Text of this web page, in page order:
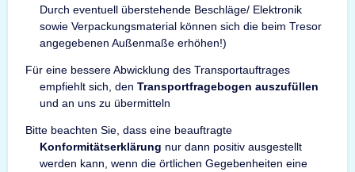
Durch eventuell überstehende Beschläge/ Elektronik
sowie Verpackungsmaterial können sich die beim Tresor
angegebenen Außenmaße erhöhen!)
Für eine bessere Abwicklung des Transportauftrages
empfiehlt sich, den Transportfragebogen auszufüllen
und an uns zu übermitteln
Bitte beachten Sie, dass eine beauftragte
Konformitätserklärung nur dann positiv ausgestellt
werden kann, wenn die örtlichen Gegebenheiten eine